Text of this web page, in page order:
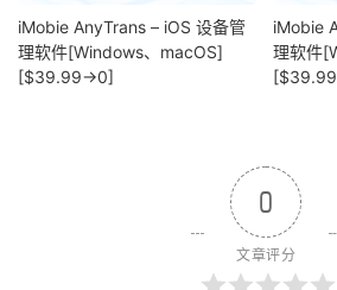
iMobie AnyTrans – iOS 设备管
理软件[Windows、macOS]
[$39.99→0]
iMobie
理软件
0
文章评分